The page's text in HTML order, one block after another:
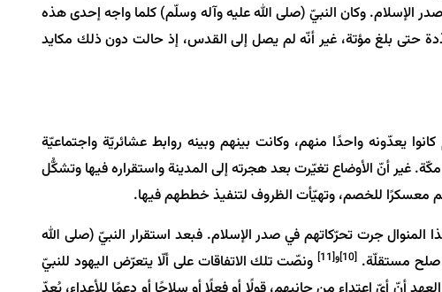
الإسلام. وكان النبيّ (صلى الله عليه وآله وسلّم) كلما واجه إحدى هذه
حتى بلغ مؤتة، غير أنّه لم يصل إلى القدس، إذ حالت دون ذلك مكايد
يعدّونه واحدًا منهم، وكانت بينهم وبينه روابط عشائريّة واجتماعيّة
غير أنّ الأوضاع تغيّرت بعد هجرته إلى المدينة واستقراره فيها وتشكُّل
معسكرًا للخصم، وتهيّأت الظروف لتنفيذ خططهم فيها.
المنوال جرت تحرّكاتهم في صدر الإسلام. فبعد استقرار النبيّ (صلى الله
صلح مستقلّة. [10] و[11]
ونصّت تلك الاتفاقات على ألّا يتعرّض اليهود للنبيّ